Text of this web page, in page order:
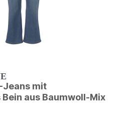
Jeans mit
aus Baumwoll-Mix